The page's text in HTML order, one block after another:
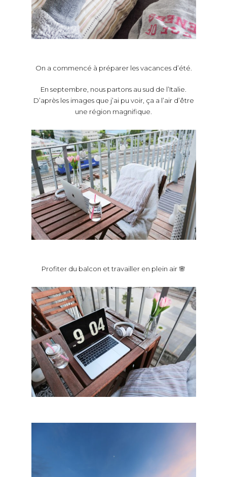
On a commencé à préparer les vacances d’été.
En septembre, nous partons au sud de l’Italie.
D’après les images que j’ai pu voir, ça a l’air d’être
une région magnifique.
Profiter du balcon et travailler en plein air 🌸